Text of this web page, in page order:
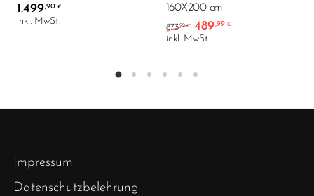
1.499,90 €
inkl. MwSt.
160X200 cm
873,99€ Ursprünglicher Preis
489,99€
inkl. MwSt.
Impressum
Datenschutzbelehrung